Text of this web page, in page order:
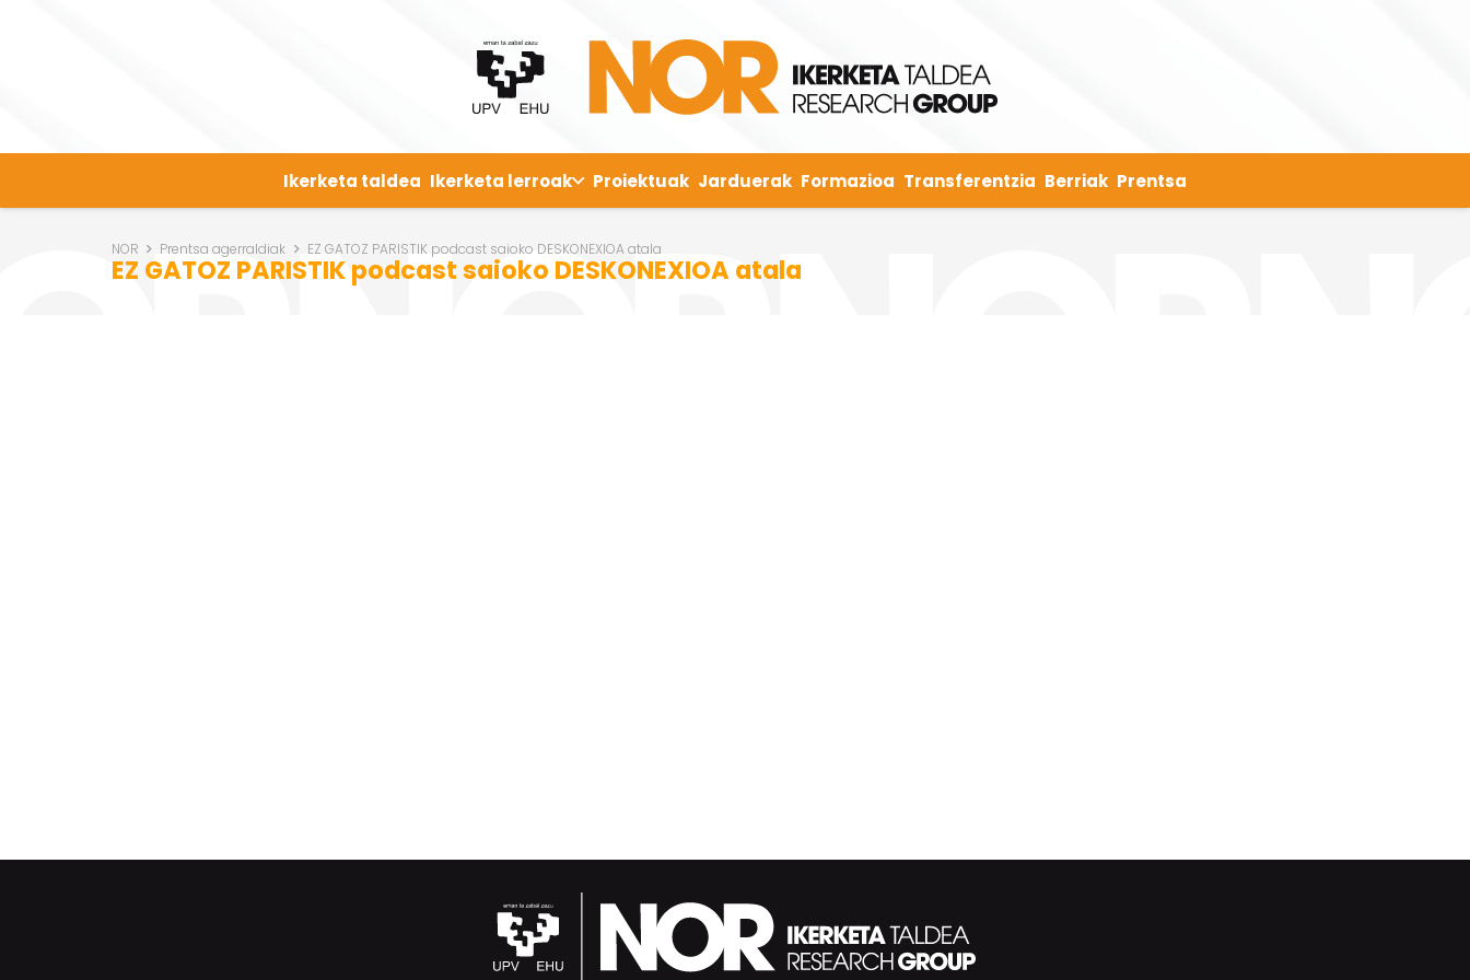
Ikerketa taldea Ikerketa lerroak Proiektuak Jarduerak Formazioa Transferentzia Berriak Prentsa
NOR Prentsa agerraldiak EZ GATOZ PARISTIK podcast saioko DESKONEXIOA atala
EZ GATOZ PARISTIK podcast saioko DESKONEXIOA atala